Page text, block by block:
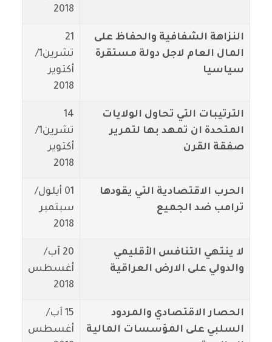
2018
النزاهة الشفافية والحفاظ على
المال العام لاجل دولة مستقرة
سياسيا
21
تشرين1/
أكتوير
2018
الترتيبات التي تحاول الولايات
المتحدة ان تمهد بها لتمرير
صفقة القرن
14
تشرين1/
أكتوير
2018
الحرب الاقتصادية التي يقودها
ترامب ضد الجميع
01 أيلول/
سبتمبر
2018
لا ينتهي التنافس الأقليمي
والدولي على الارض العراقية
20 آب/
أغسطس
2018
الحصار الاقتصادي والمردود
السلبي على المؤسسات المالية
15 آب/
أغسطس